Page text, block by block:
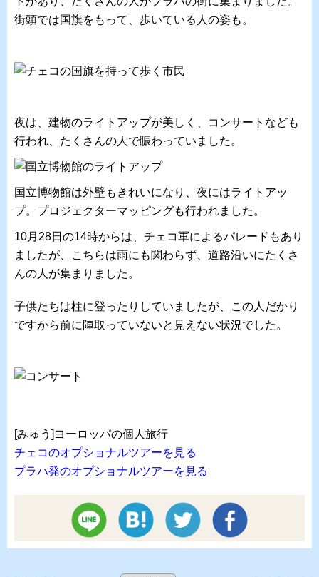
街頭では国旗をもって、歩いている人の姿も。
夜は、建物のライトアップが美しく、コンサートなども
行われ、たくさんの人で賑わっていました。
国立博物館は外壁もきれいになり、夜にはライトアッ
プ。プロジェクターマッピングも行われました。
10月28日の14時からは、チェコ軍によるパレードもあり
ましたが、こちらは雨にも関わらず、道路沿いにたくさ
んの人が集まりました。
子供たちは柱に登ったりしていましたが、この人だかり
ですから前に陣取っていないと見えない状況でした。
[みゅう]ヨーロッパの個人旅行
チェコのオプショナルツアーを見る
プラハ発のオプショナルツアーを見る